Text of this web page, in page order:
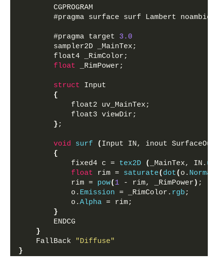
        CGPROGRAM
#pragma surface surf Lambert
        #pragma target
3.0
        sampler2D _MainTex;
        float4 _RimColor;
float _RimPower;
struct Input
{
            float2 uv_MainTex;
            float3 viewDir;
} ;
void surf ( Input IN, inout
{
            fixed4 c =
tex2D ( _MainTex, IN.
float rim = saturate( dot( o. Normal
            rim =
pow( 1 - rim, _RimPower ) ;
            o.
Emission = _RimColor. rgb ;
            o.
Alpha = rim;
}
        ENDCG
}
    FallBack
"Diffuse"
}